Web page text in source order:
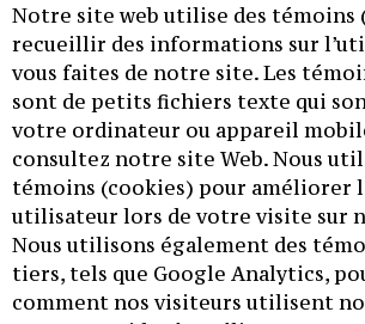
Notre site web utilise des témoins
recueillir des informations sur
vous faites de notre site. Les
sont de petits fichiers texte qui
votre ordinateur ou appareil
consultez notre site Web. Nous
témoins (cookies) pour améliorer
utilisateur lors de votre visite sur
Nous utilisons également des
tiers, tels que Google Analytics,
comment nos visiteurs utilisent